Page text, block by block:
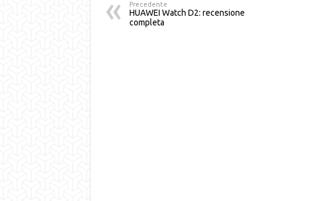
Precedente
HUAWEI Watch D2: recensione
completa